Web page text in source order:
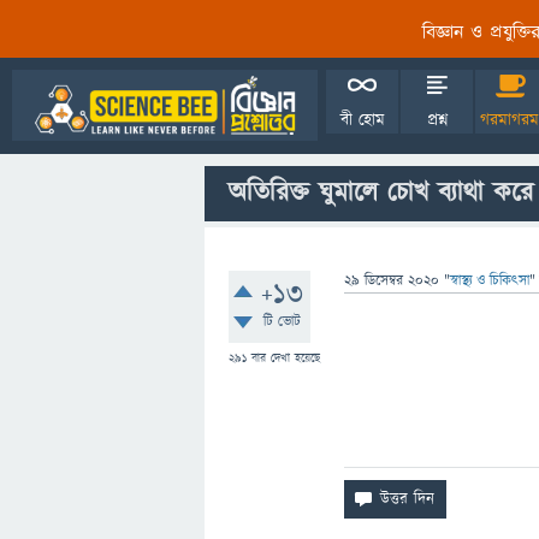
বিজ্ঞান ও
বী হোম প্রশ্ন
অতিরিক্ত ঘুমালে চোখ ব্যাথা
+13
টি ভোট
291 বার দেখা হয়েছে
29 ডিসেম্বর 2020 "স্বাস্থ্য ও চিকিৎসা"